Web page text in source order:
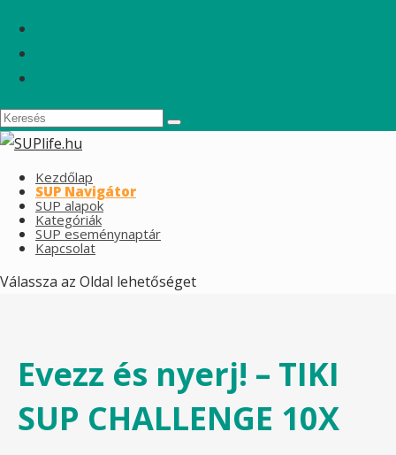
Kezdőlap
SUP Navigátor
SUP alapok
Kategóriák
SUP eseménynaptár
Kapcsolat
Válassza az Oldal lehetőséget
Evezz és nyerj! – TIKI
SUP CHALLENGE 10X